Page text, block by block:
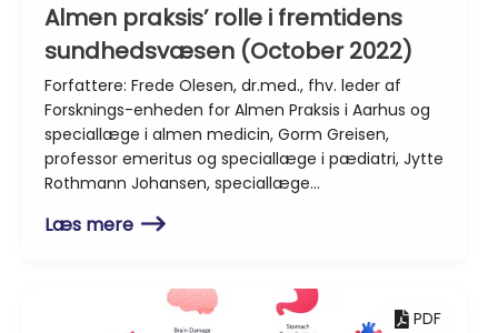
Almen praksis’ rolle i fremtidens
sundhedsvæsen (October 2022)
Forfattere: Frede Olesen, dr.med., fhv. leder af
Forsknings-enheden for Almen Praksis i Aarhus og
speciallæge i almen medicin, Gorm Greisen,
professor emeritus og speciallæge i pædiatri, Jytte
Rothmann Johansen, speciallæge…
Læs mere
PDF